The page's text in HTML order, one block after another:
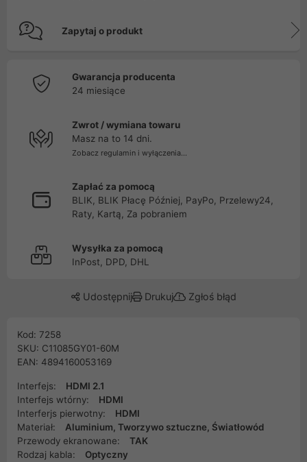
Zapytaj o produkt
Gwarancja producenta
24 miesiące
Zwrot / wymiana towaru
Masz na to 14 dni.
Zobacz regulamin i wyłączenia...
Zapłać za pomocą
BLIK, BLIK Płacę Później, PayPo, Przelewy24,
Raty, Kartą, Za pobraniem
Wysyłka za pomocą
InPost, DPD, DHL
Udostępnij Drukuj Zgłoś błąd
Kod: 7258
SKU: C11085GY01-60M
EAN: 4894160053169
Interfejs:
HDMI 2.1
Interfejs wtórny:
HDMI
Interferjs pierwotny:
HDMI
Materiał:
Aluminium, Tworzywo sztuczne, Światłowód
Przewody ekranowane:
TAK
Rodzaj kabla:
Optyczny